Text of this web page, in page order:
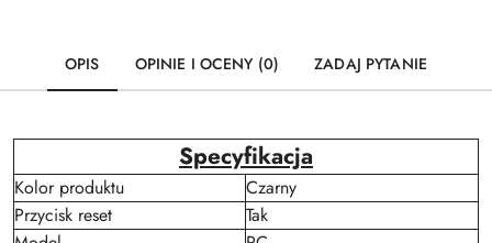
OPIS OPINIE I OCENY (0) ZADAJ PYTANIE
Specyfikacja
Kolor produktu
Czarny
Przycisk reset
Tak